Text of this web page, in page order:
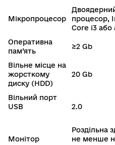
Мікропроцесор
процесор,
Core i3 або
Оперативна
пам’ять
≥2 Gb
Вільне місце на
жорсткому
диску (HDD)
20 Gb
Вільний порт
USB
2.0
Монітор
Роздільна
не менше